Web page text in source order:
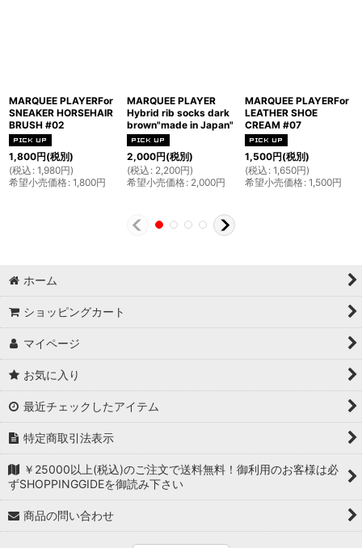
MARQUEE PLAYERFor
SNEAKER HORSEHAIR
BRUSH #02
1,800円(税別)
(税込 : 1,980円)
希望小売価格: 1,800円
MARQUEE PLAYER
Hybrid rib socks dark
brown"made in Japan"
2,000円(税別)
(税込 : 2,200円)
希望小売価格: 2,000円
MARQUEE PLAYERFor
LEATHER SHOE
CREAM #07
1,500円(税別)
(税込 : 1,650円)
希望小売価格: 1,500円
ホーム
ショッピングカート
マイページ
お気に入り
最近チェックしたアイテム
特定商取引法表示
￥25000以上(税込)のご注文で送料無料！御利用のお客様は必
ずSHOPPINGGIDEを御読み下さい
商品の問い合わせ